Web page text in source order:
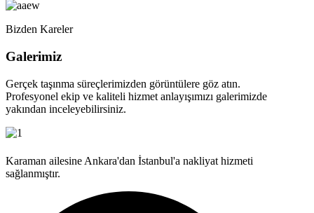
Bizden Kareler
Galerimiz
Gerçek taşınma süreçlerimizden görüntülere göz atın.
Profesyonel ekip ve kaliteli hizmet anlayışımızı galerimizde
yakından inceleyebilirsiniz.
Karaman ailesine Ankara'dan İstanbul'a nakliyat hizmeti
sağlanmıştır.